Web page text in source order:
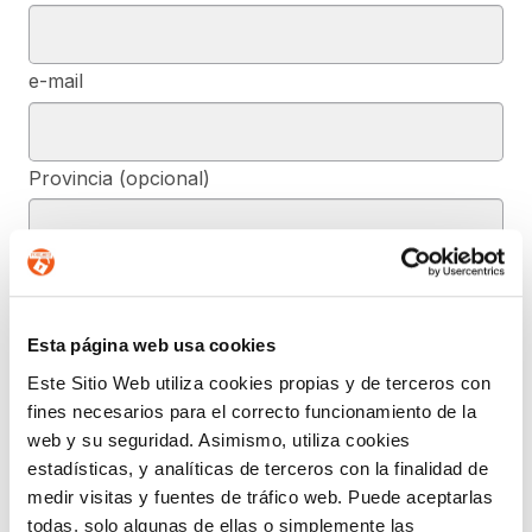
Esta página web usa cookies
Este Sitio Web utiliza cookies propias y de terceros con
fines necesarios para el correcto funcionamiento de la
web y su seguridad. Asimismo, utiliza cookies
estadísticas, y analíticas de terceros con la finalidad de
medir visitas y fuentes de tráfico web. Puede aceptarlas
todas, solo algunas de ellas o simplemente las
e-mail
Provincia (opcional)
Mensaje (opcional)
De conformidad con el RGPD y la LOPDGDD, SEGURIDAD Y
PRIVACIDAD DE DATOS, S.L. tratará los datos facilitados, con la
finalidad de contestar a las dudas y/o quejas planteadas a través
del presente formulario y facilitar la información solicitada. Podrá
ejercer, si lo desea, los derechos de acceso, rectificación,
supresión, y demás reconocidos en la normativa mencionada. Para
obtener más información acerca de cómo estamos tratando sus
datos, acceda a nuestra política de privacidad.